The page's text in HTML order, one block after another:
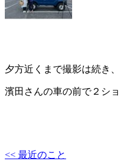
夕方近くまで撮影は続き
濱田さんの車の前で２シ
<< 最近のこと